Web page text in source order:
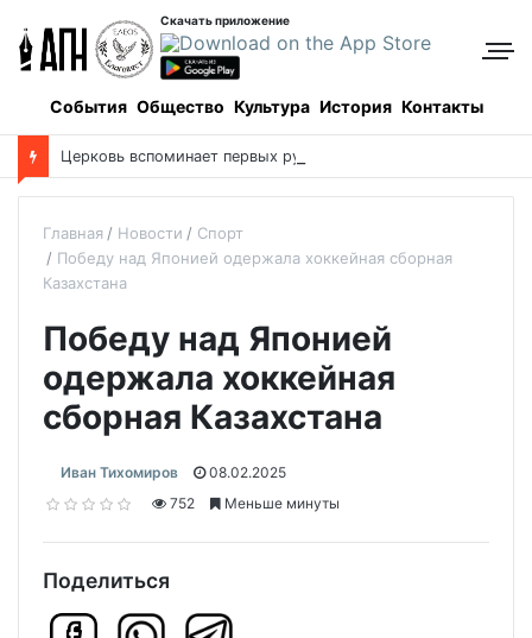
Скачать приложение
События Общество Культура История Контакты
Церковь вспоминает первых русских святых
Главная Новости
Спорт
Победу над Японией одержала хоккейная сборная
Казахстана
Победу над Японией
одержала хоккейная
сборная Казахстана
Иван Тихомиров
08.02.2025
752
Меньше минуты
Поделиться